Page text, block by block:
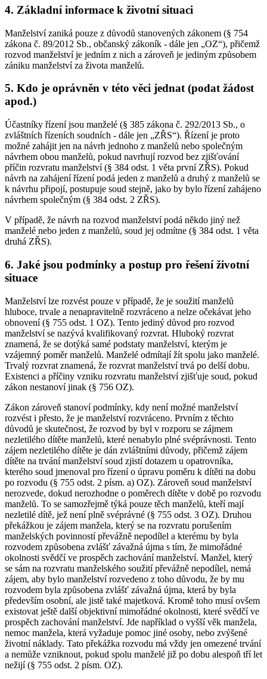
4. Základní informace k životní situaci
Manželství zaniká pouze z důvodů stanovených zákonem (§ 754
zákona č. 89/2012 Sb., občanský zákoník - dále jen „OZ“), přičemž
rozvod manželství je jedním z nich a zároveň je jediným způsobem
zániku manželství za života manželů.
5. Kdo je oprávněn v této věci jednat (podat žádost
apod.)
Účastníky řízení jsou manželé (§ 385 zákona č. 292/2013 Sb., o
zvláštních řízeních soudních - dále jen „ZŘS“). Řízení je proto
možné zahájit jen na návrh jednoho z manželů nebo společným
návrhem obou manželů, pokud navrhují rozvod bez zjišťování
příčin rozvratu manželství (§ 384 odst. 1 věta první ZŘS). Pokud
návrh na zahájení řízení podá jeden z manželů a druhý z manželů se
k návrhu připojí, postupuje soud stejně, jako by bylo řízení zahájeno
návrhem společným (§ 384 odst. 2 ZŘS).
V případě, že návrh na rozvod manželství podá někdo jiný než
manželé nebo jeden z manželů, soud jej odmítne (§ 384 odst. 1 věta
druhá ZŘS).
6. Jaké jsou podmínky a postup pro řešení životní
situace
Manželství lze rozvést pouze v případě, že je soužití manželů
hluboce, trvale a nenapravitelně rozvráceno a nelze očekávat jeho
obnovení (§ 755 odst. 1 OZ). Tento jediný důvod pro rozvod
manželství se nazývá kvalifikovaný rozvrat. Hluboký rozvrat
znamená, že se dotýká samé podstaty manželství, kterým je
vzájemný poměr manželů. Manželé odmítají žít spolu jako manželé.
Trvalý rozvrat znamená, že rozvrat manželství trvá po delší dobu.
Existenci a příčiny vzniku rozvratu manželství zjišťuje soud, pokud
zákon nestanoví jinak (§ 756 OZ).
Zákon zároveň stanoví podmínky, kdy není možné manželství
rozvést i přesto, že je manželství rozvráceno. Prvním z těchto
důvodů je skutečnost, že rozvod by byl v rozporu se zájmem
nezletilého dítěte manželů, které nenabylo plné svéprávnosti. Tento
zájem nezletilého dítěte je dán zvláštními důvody, přičemž zájem
dítěte na trvání manželství soud zjistí dotazem u opatrovníka,
kterého soud jmenoval pro řízení o úpravu poměru k dítěti na dobu
po rozvodu (§ 755 odst. 2 písm. a) OZ). Zároveň soud manželství
nerozvede, dokud nerozhodne o poměrech dítěte v době po rozvodu
manželů. To se samozřejmě týká pouze těch manželů, kteří mají
nezletilé dítě, jež není plně svéprávné (§ 755 odst. 3 OZ). Druhou
překážkou je zájem manžela, který se na rozvratu porušením
manželských povinností převážně nepodílel a kterému by byla
rozvodem způsobena zvlášť závažná újma s tím, že mimořádné
okolnosti svědčí ve prospěch zachování manželství. Manžel, který
se sám na rozvratu manželského soužití převážně nepodílel, nemá
zájem, aby bylo manželství rozvedeno z toho důvodu, že by mu
rozvodem byla způsobena zvlášť závažná újma, která by byla
především osobní, ale jistě také majetková. Kromě toho musí ovšem
existovat ještě další objektivní mimořádné okolnosti, které svědčí ve
prospěch zachování manželství. Jde například o vyšší věk manžela,
nemoc manžela, která vyžaduje pomoc jiné osoby, nebo zvýšené
životní náklady. Tato překážka rozvodu má vždy jen omezené trvání
a nemůže vzniknout, pokud spolu manželé již po dobu alespoň tří let
nežijí (§ 755 odst. 2 písm. OZ).